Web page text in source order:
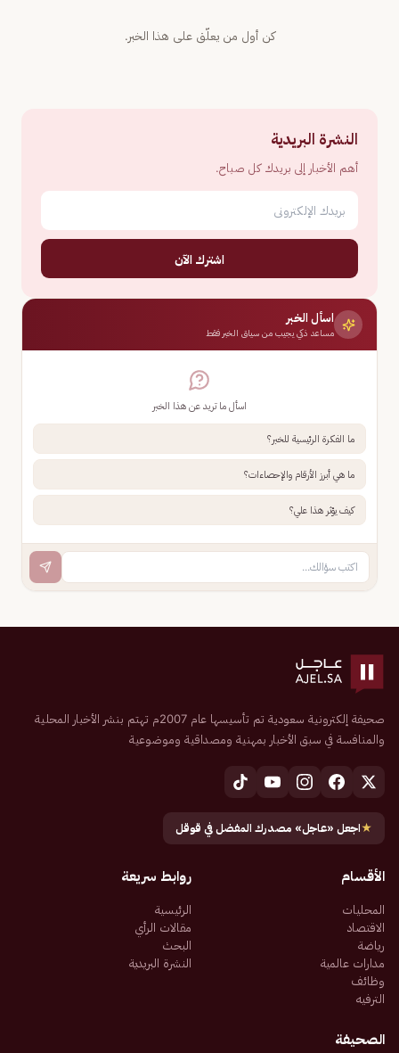
كن أول من يعلّق على هذا الخبر.
النشرة البريدية
أهم الأخبار إلى بريدك كل صباح.
اشترك الآن
اسأل الخبر
مساعد ذكي يجيب من سياق الخبر فقط
اسأل ما تريد عن هذا الخبر
ما الفكرة الرئيسية للخبر؟
ما هي أبرز الأرقام والإحصاءات؟
كيف يؤثر هذا علي؟
صحيفة إلكترونية سعودية تم تأسيسها عام 2007م تهتم بنشر الأخبار المحلية
والمنافسة في سبق الأخبار بمهنية ومصداقية وموضوعية
★اجعل «عاجل» مصدرك المفضل في قوقل
الأقسام
المحليات
الاقتصاد
رياضة
مدارات عالمية
وظائف
الترفيه
روابط سريعة
الرئيسية
مقالات الرأي
البحث
النشرة البريدية
الصحيفة